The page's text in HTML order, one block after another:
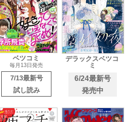
ベツコミ
毎月13日発売
7/13最新号
試し読み
デラックスベツコ
ミ
6/24最新号
発売中